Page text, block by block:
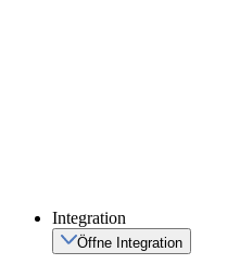
Integration
Öffne Integration